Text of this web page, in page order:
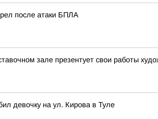
после атаки БПЛА
зале презентует свои работы
девочку на ул. Кирова в Туле